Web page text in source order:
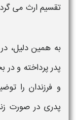
تقسیم ارث می
به همین دلیل،
پدرپرداخته و در
و فرزندان را
پدری در صورت